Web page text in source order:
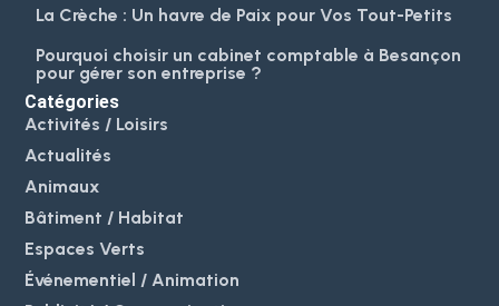
La Crèche : Un havre de Paix pour Vos Tout-Petits
Pourquoi choisir un cabinet comptable à Besançon
pour gérer son entreprise ?
Catégories
Activités / Loisirs
Actualités
Animaux
Bâtiment / Habitat
Espaces Verts
Événementiel / Animation